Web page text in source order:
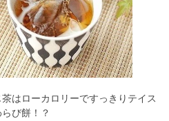
はローカロリーですっきりテイス
び餅！？